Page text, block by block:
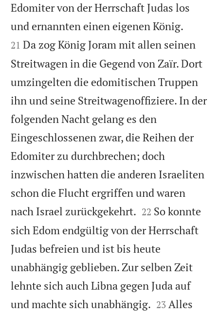
Edomiter von der Herrschaft Judas los
und ernannten einen eigenen König.
21 Da zog König Joram mit allen seinen
Streitwagen in die Gegend von Zaïr. Dort
umzingelten die edomitischen Truppen
ihn und seine Streitwagenoffiziere. In der
folgenden Nacht gelang es den
Eingeschlossenen zwar, die Reihen der
Edomiter zu durchbrechen; doch
inzwischen hatten die anderen Israeliten
schon die Flucht ergriffen und waren
nach Israel zurückgekehrt. 

22 So konnte
sich Edom endgültig von der Herrschaft
Judas befreien und ist bis heute
unabhängig geblieben. Zur selben Zeit
lehnte sich auch Libna gegen Juda auf
und machte sich unabhängig. 

23 Alles